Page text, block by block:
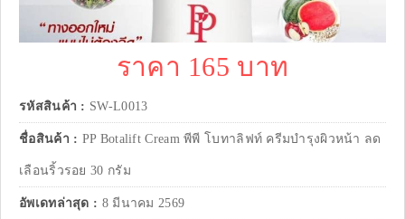
ราคา 165 บาท
รหัสสินค้า : SW-L0013
ชื่อสินค้า : PP Botalift Cream พีพี โบทาลิฟท์ ครีมบำรุงผิวหน้า ลด
เลือนริ้วรอย 30 กรัม
อัพเดทล่าสุด : 8 มีนาคม 2569